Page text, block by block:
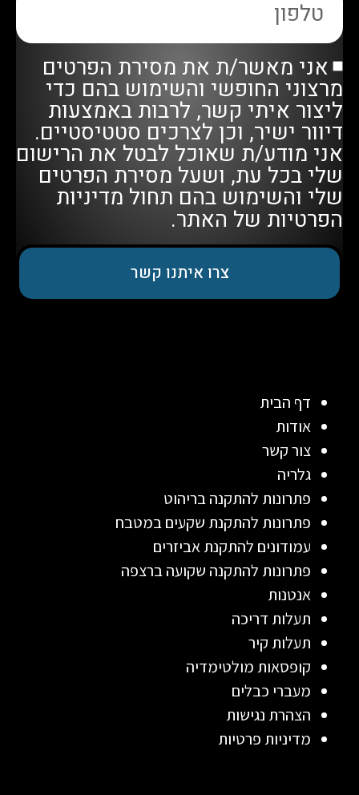
אני מאשר/ת את מסירת הפרטים
מרצוני החופשי והשימוש בהם כדי
ליצור איתי קשר, לרבות באמצעות
דיוור ישיר, וכן לצרכים סטטיסטיים.
אני מודע/ת שאוכל לבטל את הרישום
שלי בכל עת, ושעל מסירת הפרטים
שלי והשימוש בהם תחול מדיניות
הפרטיות של האתר.
צרו איתנו קשר
דף הבית
אודות
צור קשר
גלריה
פתרונות להתקנה בריהוט
פתרונות להתקנת שקעים במטבח
עמודונים להתקנת אביזרים
פתרונות להתקנה שקועה ברצפה
אנטנות
תעלות דריכה
תעלות קיר
קופסאות מולטימדיה
מעברי כבלים
הצהרת נגישות
מדיניות פרטיות